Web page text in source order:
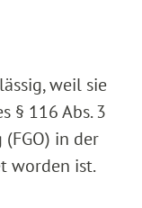
weil sie
§ 116 Abs. 3
in der
worden ist.